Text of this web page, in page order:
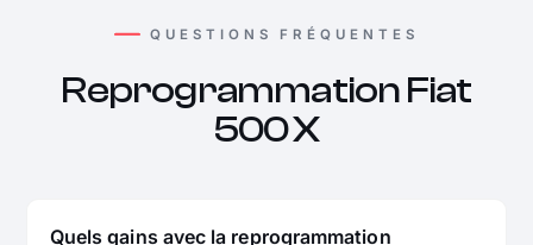
QUESTIONS FRÉQUENTES
Reprogrammation Fiat
500 X
Quels gains avec la reprogrammation